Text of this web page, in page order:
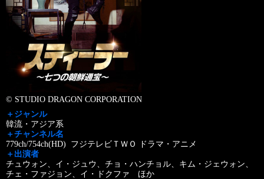
© STUDIO DRAGON CORPORATION
＋ジャンル
韓流・アジア系
＋チャンネル名
779ch/754ch(HD) フジテレビＴＷＯ ドラマ・アニメ
＋出演者
チュウォン、イ・ジュウ、チョ・ハンチョル、キム・ジェウォン、
チェ・ファジョン、イ・ドクファ ほか